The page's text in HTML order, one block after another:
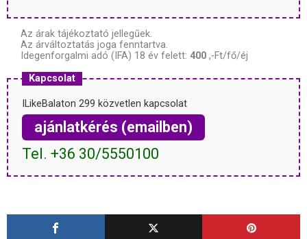
Az árak tájékoztató jellegűek.
Az árváltoztatás joga fenntartva.
Idegenforgalmi adó (IFA) 18 év felett: 400 ,-Ft/fő/éj
Kapcsolat
ILikeBalaton 299 közvetlen kapcsolat
ajánlatkérés (emailben)
Tel. +36 30/5550100